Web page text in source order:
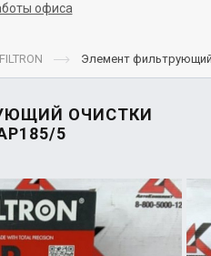
офиса
FILTRON Элемент фильтрующий
ОЧИСТКИ
5